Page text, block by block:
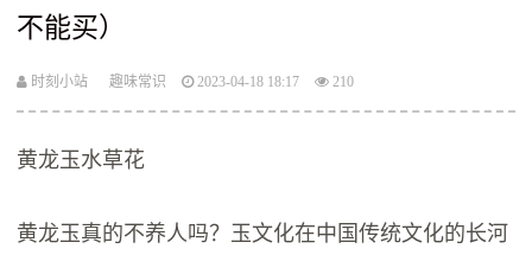
不能买）
时刻小站 趣味常识 2023-04-18 18:17 210
黄龙玉水草花
黄龙玉真的不养人吗？玉文化在中国传统文化的长河